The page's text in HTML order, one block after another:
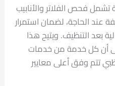
فحص الفلاتر والأنابيب
عند الحاجة، لضمان استمرار
بعد التنظيف. ويتيح هذا
أن كل خدمة من خدمات
تتم وفق أعلى معايير